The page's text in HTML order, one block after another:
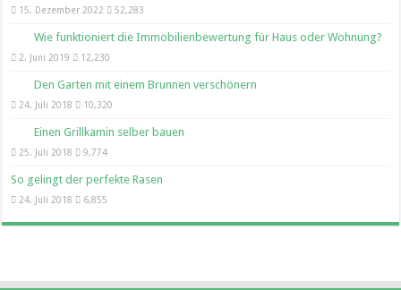
15. Dezember 2022 52,283
Wie funktioniert die Immobilienbewertung für Haus oder Wohnung?
2. Juni 2019 12,230
Den Garten mit einem Brunnen verschönern
24. Juli 2018 10,320
Einen Grillkamin selber bauen
25. Juli 2018 9,774
So gelingt der perfekte Rasen
24. Juli 2018 6,855